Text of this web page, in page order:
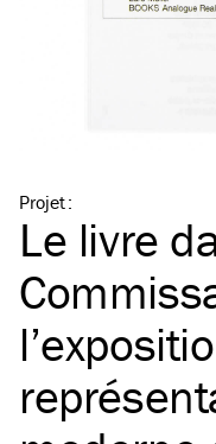
Projet:
Le livre